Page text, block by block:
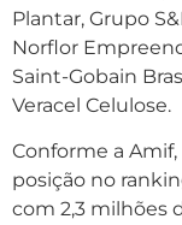
Plantar, Grupo
Norflor
Saint-Gobain
Veracel Celulose.
Conforme a
posição no
com 2,3 milhões